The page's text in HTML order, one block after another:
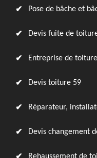
Pose de bâche et
Devis fuite de
Entreprise de
Devis toiture 59
Réparateur,
Devis changement